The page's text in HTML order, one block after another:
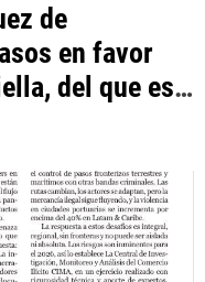
de
en favor
del que es